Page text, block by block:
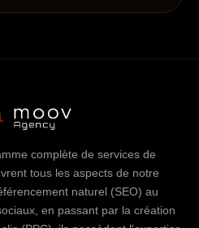
complète de services de
tous les aspects de notre
naturel (SEO) au
en passant par la création